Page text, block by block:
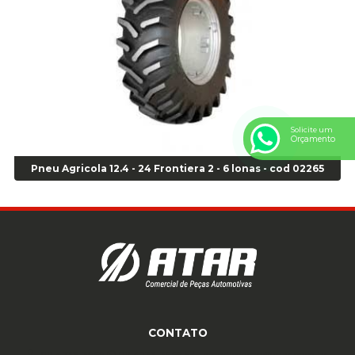
Anel Centralizador Toyota 4pçs - Preto - Cod 01335
Anel Centralizador VW 4pçs - Laranja - Cod 00520
Anel de vedação Jumbo OR-224 TG - Cod: 03749
Anel de vedação Jumbo OR-449 Cod: 03752
Anel p/ montagem de pneu s/cam aro 22,5 - Cod 00166
Anel para Montagem do Pneu Sem Câmara Aro 24,5 - Cod 02935
Anel para Vedação OR 25 - Cod 01766
Anel para Vedação OR 325 Nacional -Cod 01768
Anel para Vedação OR 329 - Cod 01769
Anel para Vedação OR 335 Importado - Cod 01771
Anel para Vedação OR 339 - Cod 01772
Anel para Vedação OR 345 - Cod 01773
Pneu Agricola 12.4 - 24 Frontiera 2 - 6 lonas - cod 02265
CONTATO
Solicite um
Orçamento